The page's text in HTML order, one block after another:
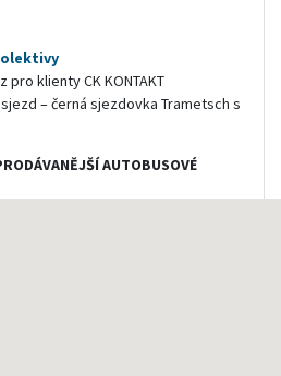
pro klienty CK KONTAKT
– černá sjezdovka Trametsch s
AUTOBUSOVÉ